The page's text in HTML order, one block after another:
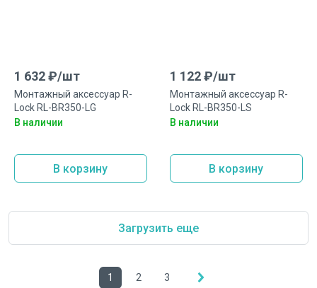
1 632₽/шт
Монтажный аксеcсуар R-
Lock RL-BR350-LG
В наличии
В корзину
1 122₽/шт
Монтажный аксеcсуар R-
Lock RL-BR350-LS
В наличии
В корзину
Загрузить еще
1 2 3